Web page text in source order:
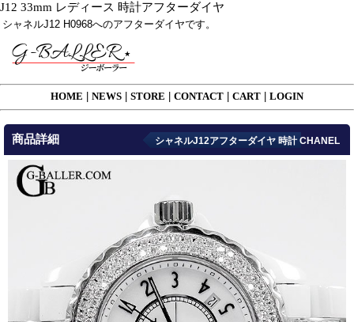
J12 33mm レディース 時計アフターダイヤ
シャネルJ12 H0968へのアフターダイヤです。
HOME NEWS STORE CONTACT CART LOGIN
商品詳細 シャネルJ12アフターダイヤ 時計 CHANEL